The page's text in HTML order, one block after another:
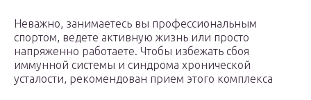
Неважно, занимаетесь вы профессиональным
спортом, ведете активную жизнь или просто
напряженно работаете. Чтобы избежать сбоя
иммунной системы и синдрома хронической
усталости, рекомендован прием этого комплекса